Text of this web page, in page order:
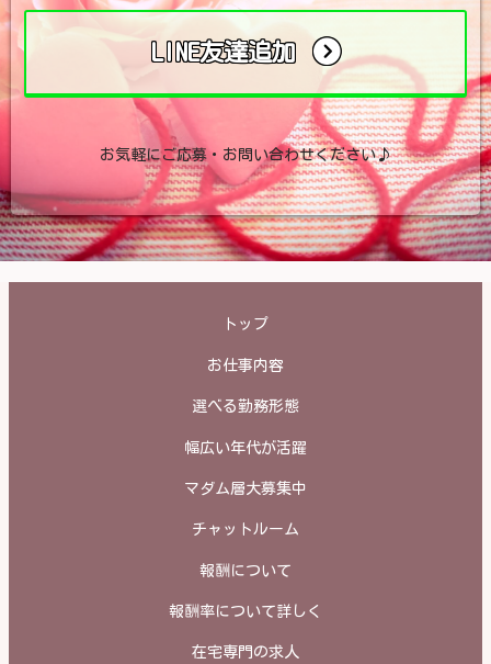
LINE友達追加
お気軽にご応募・お問い合わせください♪
トップ
お仕事内容
選べる勤務形態
幅広い年代が活躍
マダム層大募集中
チャットルーム
報酬について
報酬率について詳しく
在宅専門の求人